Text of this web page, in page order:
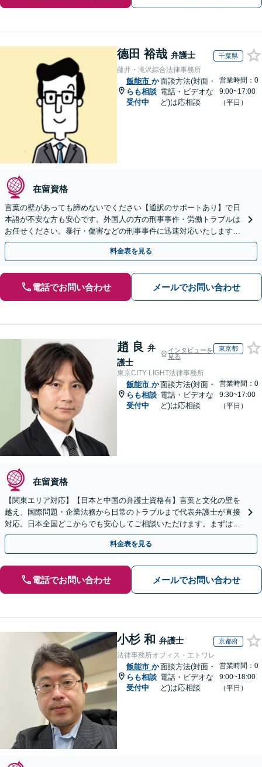
德田 裕哉 弁護士 千葉県
藤井・滝沢綜合法律事務所
飯能市 か
らも相談
受付中
面談方法(対面・
電話・ビデオな
ど)は応相談
営業時間：0
9:00~17:00
（平日）
在留資格
言葉の壁があっても諦めないでください【通訳のサポートあり】で日
本語が不安な方も安心です。外国人の方の刑事事件・労働トラブルは
お任せください。暴行・傷害などの刑事事件に迅速対応いたします。
【事前予約で休日・夜間面談可】
料金表を見る
電話でお問い合わせ メールでお問い合わせ
趙 良 弁
護士
インタビューを
見る
東京都
東京CITY LIGHT法律事務所
飯能市 か
らも相談
受付中
面談方法(対面・
電話・ビデオな
ど)は応相談
営業時間：0
9:30~17:00
（平日）
在留資格
【関東エリア対応】【日本と中国の弁護士資格有】言葉と文化の壁を
越え、国際問題・企業法務から日常のトラブルまで代表弁護士が直接
対応。日本全国どこからでも安心してご相談いただけます。まずは一
歩を踏み出してみませんか。【初回相談無料】
料金表を見る
電話でお問い合わせ メールでお問い合わせ
小杉 和 弁護士 京都府
法律事務所オフィス・エトワレ
飯能市 か
らも相談
受付中
面談方法(対面・
電話・ビデオな
ど)は応相談
営業時間：0
9:00~18:00
（平日）